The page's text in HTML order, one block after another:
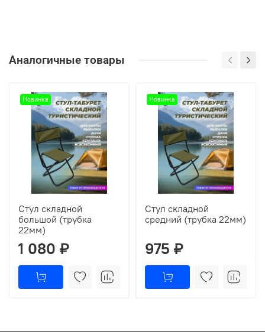
Аналогичные товары
Новинка
Стул складной
большой (трубка
22мм)
1 080 ₽
Новинка
Стул складной
средний (трубка 22мм)
975 ₽